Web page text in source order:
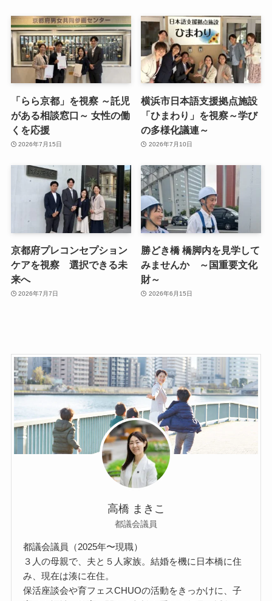
「らら京都」を視察 ～託児
がある相談窓口～ 女性の働
くを応援
2026年7月15日
横浜市日本語支援拠点施設
「ひまわり」を視察～学び
の多様化議連～
2026年7月10日
京都府プレコンセプション
ケアを視察 選択できる未
来へ
2026年7月7日
勝どき橋 橋脚内を見学して
みませんか ～国重要文化
財～
2026年6月15日
高橋 まきこ
都議会議員
都議会議員（2025年〜現職）
３人の母親で、夫と５人家族。結婚を機に日本橋に住
み、現在は湊に在住。
保活座談会や育フェスCHUOの活動をきっかけに、子